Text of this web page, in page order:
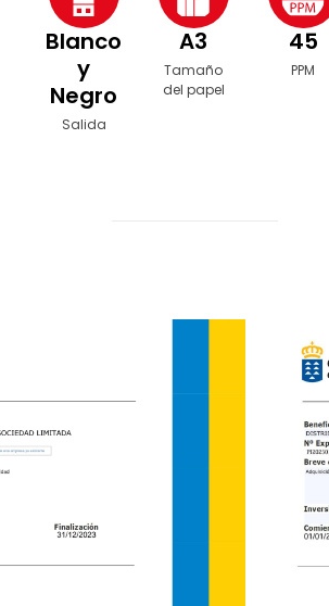
Blanco
y
Negro
Salida
A3
Tamaño
del papel
45
PPM